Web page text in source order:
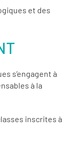
et des
s’engagent à
à la
inscrites à